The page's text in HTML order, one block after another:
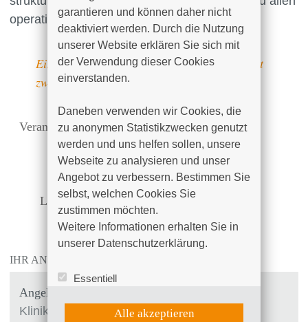
operativen Möglichkeiten.
Eine Anmeldung ist gerne möglich, aber nicht
zwingend notwendig.
Veranstalter: Klinik für Allgemein-, Viszeral-,
Thorax- und Gefäßchirurgie
Ort: Hörsaalbereich am Klinikum
Südstadt Rostock
Leitung: OÄ Dr. med. Sylke Schneider-
Koriath
IHR ANSPRECHPARTNER
Angela Drossel
Klinik für Allgemein-, Viszeral-, Thorax- und
garantieren und können daher nicht
deaktiviert werden. Durch die Nutzung
unserer Website erklären Sie sich mit
der Verwendung dieser Cookies
einverstanden.
Daneben verwenden wir Cookies, die
zu anonymen Statistikzwecken genutzt
werden und uns helfen sollen, unsere
Webseite zu analysieren und unser
Angebot zu verbessern. Bestimmen Sie
selbst, welchen Cookies Sie
zustimmen möchten.
Weitere Informationen erhalten Sie in
unserer Datenschutzerklärung.
Essentiell
UX (Hotjar)Alle akzeptieren